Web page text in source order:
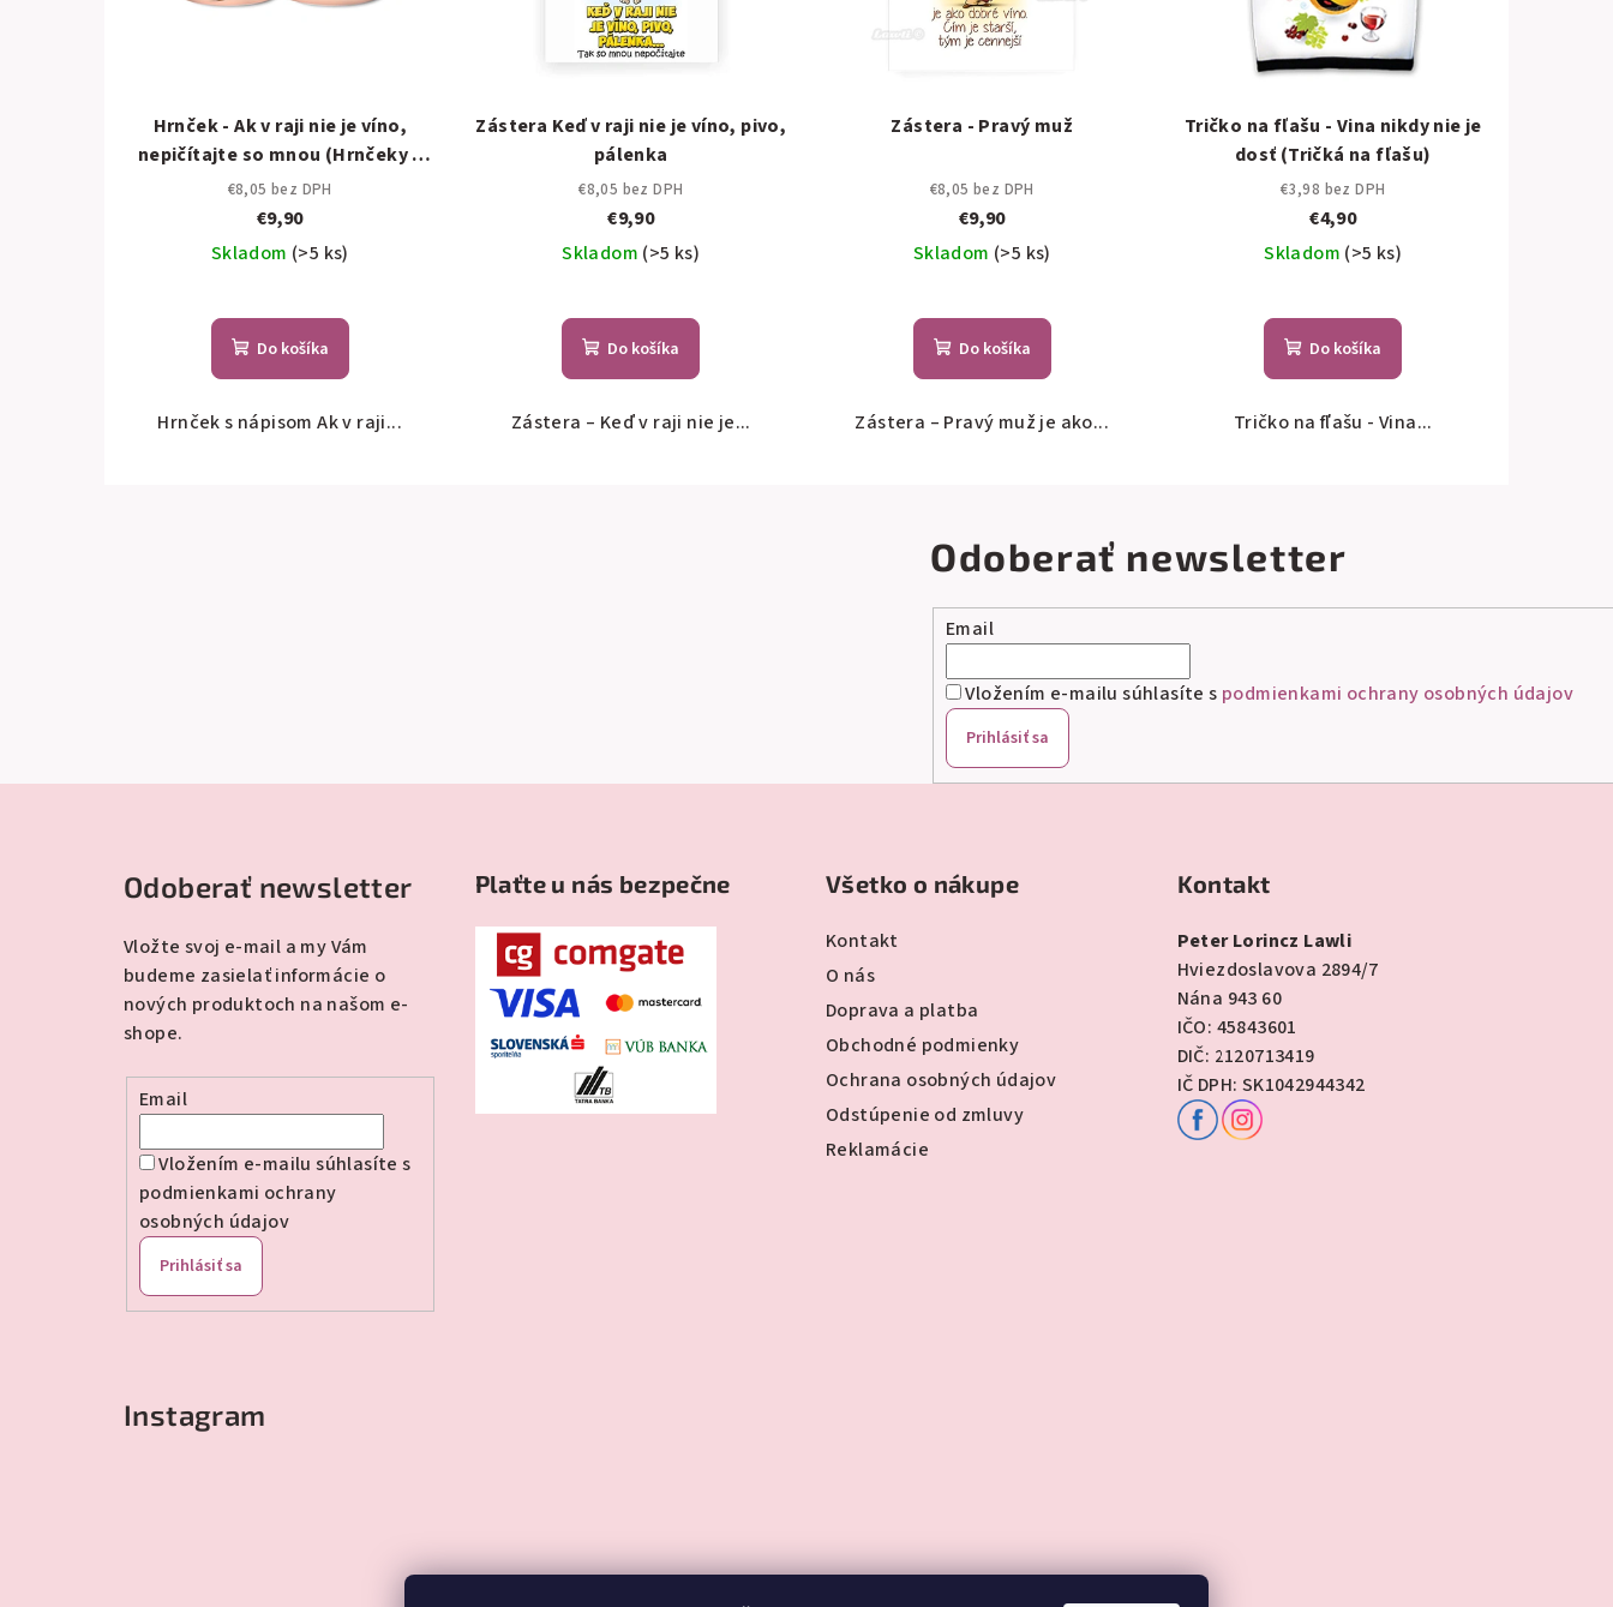
Hrnček - Ak v raji nie je víno,
nepičítajte so mnou (Hrnčeky s
potlačou)
€8,05 bez DPH
€9,90
Skladom (>5 ks)
Do košíka
Hrnček s nápisom Ak v raji...
Zástera Keď v raji nie je víno, pivo,
pálenka
€8,05 bez DPH
€9,90
Skladom (>5 ks)
Do košíka
Zástera – Keď v raji nie je...
Zástera - Pravý muž
€8,05 bez DPH
€9,90
Skladom (>5 ks)
Do košíka
Zástera – Pravý muž je ako...
Tričko na fľašu - Vina nikdy nie je
dosť (Tričká na fľašu)
€3,98 bez DPH
€4,90
Skladom (>5 ks)
Do košíka
Tričko na fľašu - Vina...
Odoberať newsletter
Email
Vložením e-mailu súhlasíte s podmienkami ochrany osobných údajov
Prihlásiť sa
Odoberať newsletter
Vložte svoj e-mail a my Vám
budeme zasielať informácie o
nových produktoch na našom e-
shope.
Email
Vložením e-mailu súhlasíte s
podmienkami ochrany
osobných údajov
Prihlásiť sa
Plaťte u nás bezpečne Všetko o nákupe
Kontakt
O nás
Doprava a platba
Obchodné podmienky
Ochrana osobných údajov
Odstúpenie od zmluvy
Reklamácie
Kontakt
Peter Lorincz Lawli
Hviezdoslavova 2894/7
Nána 943 60
IČO: 45843601
DIČ: 2120713419
IČ DPH: SK1042944342
Instagram